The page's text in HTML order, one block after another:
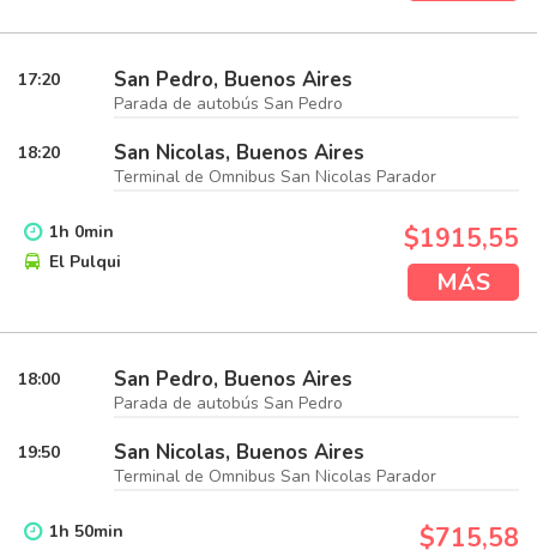
17:20 San Pedro, Buenos Aires
Parada de autobús San Pedro
18:20 San Nicolas, Buenos Aires
Terminal de Omnibus San Nicolas Parador
1h 0min
El Pulqui
$1915,55
MÁS
18:00 San Pedro, Buenos Aires
Parada de autobús San Pedro
19:50 San Nicolas, Buenos Aires
Terminal de Omnibus San Nicolas Parador
1h 50min $715,58